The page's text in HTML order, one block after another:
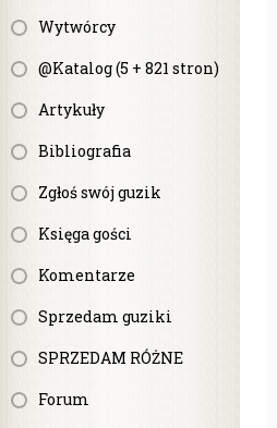
Wytwórcy
@Katalog (5 + 821 stron)
Artykuły
Bibliografia
Zgłoś swój guzik
Księga gości
Komentarze
Sprzedam guziki
SPRZEDAM RÓŻNE
Forum